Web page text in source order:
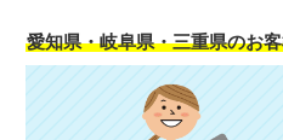
愛知県・岐阜県・三重県のお